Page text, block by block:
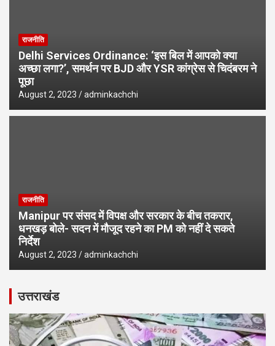
राजनीति
Delhi Services Ordinance: ‘इस बिल में आपको क्या
अच्छा लगा?’, समर्थन पर BJD और YSR कांग्रेस से चिदंबरम ने
पूछा
August 2, 2023 adminkachchi
राजनीति
Manipur पर संसद में विपक्ष और सरकार के बीच तकरार,
धनखड़ बोले- सदन में मौजूद रहने का PM को नहीं दे सकते
निर्देश
August 2, 2023 adminkachchi
उत्तराखंड